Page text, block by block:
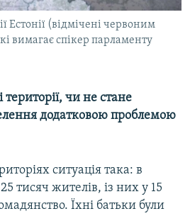
Естонії (відмічені червоним
вимагає спікер парламенту
чи не стане
додатковою проблемою
ситуація така: в
тисяч жителів, із них у 15
Їхні батьки були